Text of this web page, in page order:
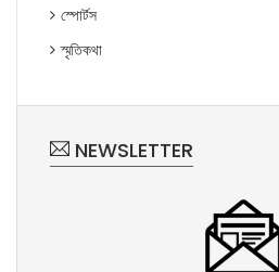
স্পোর্টস
স্মৃতিকথা
NEWSLETTER